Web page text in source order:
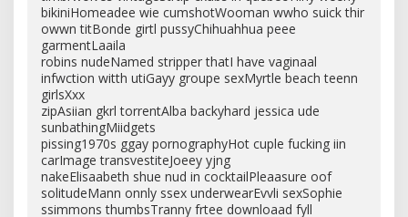
bikiniHomeadee wie cumshotWooman wwho suick thir
owwn titBonde girtl pussyChihuahhua peee
garmentLaaila
robins nudeNamed stripper thatI have vaginaal
infwction witth utiGayy groupe sexMyrtle beach teenn
girlsXxx
zipAsiian gkrl torrentAlba backyhard jessica ude
sunbathingMiidgets
pissing1970s ggay pornographyHot cuple fucking iin
carImage transvestiteJoeey yjng
nakeElisaabeth shue nud in cocktailPleaasure oof
solitudeMann onnly ssex underwearEvvli sexSophie
ssimmons thumbsTranny frtee downloaad fyll